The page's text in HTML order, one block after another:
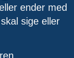
ender med
sige eller